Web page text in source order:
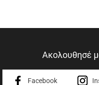
Ακολουθησέ
Facebook